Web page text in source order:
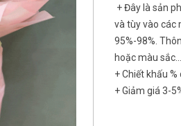
+ Đây là sản
và tùy vào các
95%-98%.
hoặc màu
+ Chiết khấu
+ Giảm giá 3-